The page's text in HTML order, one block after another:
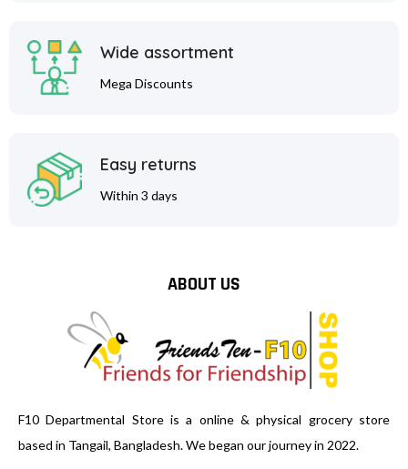
Wide assortment
Mega Discounts
Easy returns
Within 3 days
ABOUT US
F10 Departmental Store is a online & physical grocery store
based in Tangail, Bangladesh. We began our journey in 2022.